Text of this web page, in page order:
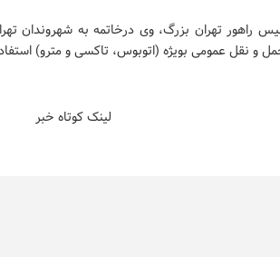
راهور تهران بزرگ، وی درخاتمه به شهروندان
و نقل عمومی بویژه (اتوبوس، تاکسی و مترو)
لینک کوتاه خبر